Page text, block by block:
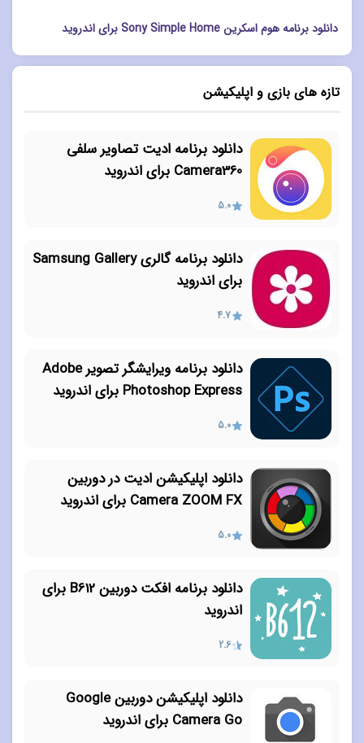
دانلود برنامه هوم اسکرین Sony Simple Home برای اندروید
تازه های بازی و اپلیکیشن
دانلود برنامه ادیت تصاویر سلفی
Camera360 برای اندروید
5.0
دانلود برنامه گالری Samsung Gallery
برای اندروید
4.7
دانلود برنامه ویرایشگر تصویر Adobe
Photoshop Express برای اندروید
5.0
دانلود اپلیکیشن ادیت در دوربین
Camera ZOOM FX برای اندروید
5.0
دانلود برنامه افکت دوربین B612 برای
اندروید
2.6
دانلود اپلیکیشن دوربین Google
Camera Go برای اندروید